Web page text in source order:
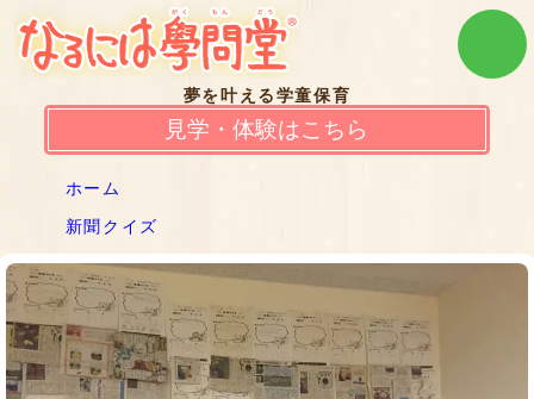
夢を叶える学童保育
見学・体験はこちら
ホーム
新聞クイズ